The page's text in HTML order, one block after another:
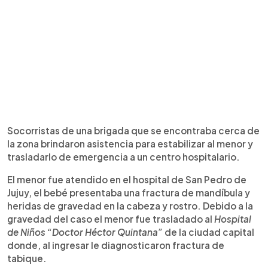
Socorristas de una brigada que se encontraba cerca de
la zona brindaron asistencia para estabilizar al menor y
trasladarlo de emergencia a un centro hospitalario.
El menor fue atendido en el hospital de San Pedro de
Jujuy, el bebé presentaba una fractura de mandíbula y
heridas de gravedad en la cabeza y rostro. Debido a la
gravedad del caso el menor fue trasladado al Hospital
de Niños “Doctor Héctor Quintana” de la ciudad capital
donde, al ingresar le diagnosticaron fractura de
tabique.